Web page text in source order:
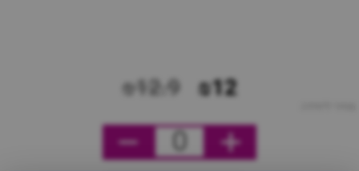
₪12
₪12.9
0